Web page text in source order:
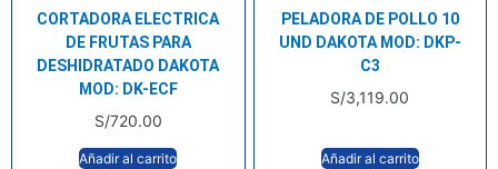
CORTADORA ELECTRICA
DE FRUTAS PARA
DESHIDRATADO DAKOTA
MOD: DK-ECF
S/720.00
Añadir al carrito
PELADORA DE POLLO 10
UND DAKOTA MOD: DKP-
C3
S/3,119.00
Añadir al carrito